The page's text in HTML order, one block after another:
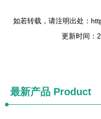
如若转载，请注明出处：
更新时间：
最新产品 Product